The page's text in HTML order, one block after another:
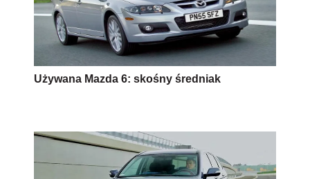
Używana Mazda 6: skośny średniak